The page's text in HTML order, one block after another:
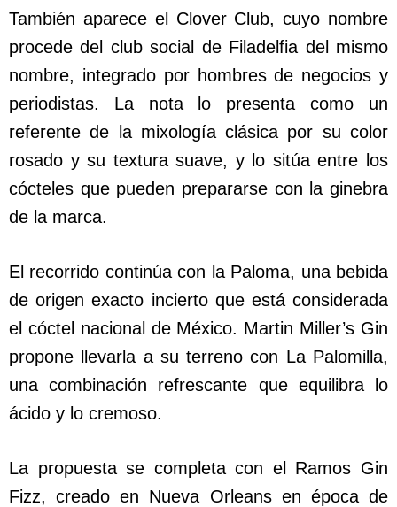
También aparece el Clover Club, cuyo nombre
procede del club social de Filadelfia del mismo
nombre, integrado por hombres de negocios y
periodistas. La nota lo presenta como un
referente de la mixología clásica por su color
rosado y su textura suave, y lo sitúa entre los
cócteles que pueden prepararse con la ginebra
de la marca.
El recorrido continúa con la Paloma, una bebida
de origen exacto incierto que está considerada
el cóctel nacional de México. Martin Miller’s Gin
propone llevarla a su terreno con La Palomilla,
una combinación refrescante que equilibra lo
ácido y lo cremoso.
La propuesta se completa con el Ramos Gin
Fizz, creado en Nueva Orleans en época de